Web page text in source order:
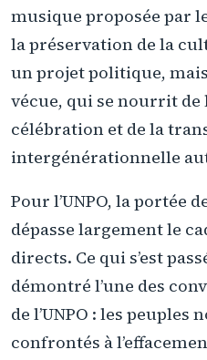
musique proposée par
la préservation de la
un projet politique,
vécue, qui se nourrit de
célébration et de la
intergénérationnelle
Pour l’UNPO, la portée
dépasse largement le
directs. Ce qui s’est
démontré l’une des
de l’UNPO : les peuples
confrontés à